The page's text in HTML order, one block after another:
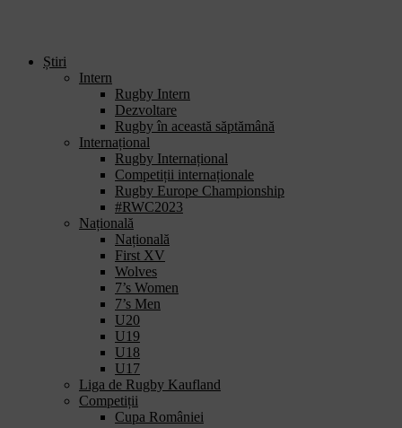
Știri
Intern
Rugby Intern
Dezvoltare
Rugby în această săptămână
Internațional
Rugby Internațional
Competiții internaționale
Rugby Europe Championship
#RWC2023
Națională
Națională
First XV
Wolves
7’s Women
7’s Men
U20
U19
U18
U17
Liga de Rugby Kaufland
Competiții
Cupa României